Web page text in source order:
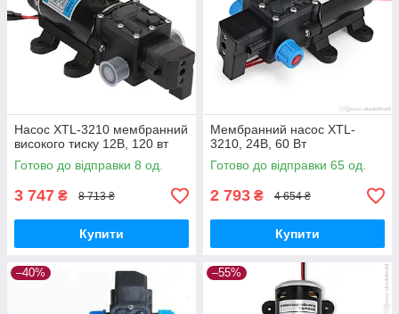
Насос XTL-3210 мембранний
високого тиску 12В, 120 вт
Готово до відправки 8 од.
3 747 ₴ 8 713 ₴
Купити
Мембранний насос XTL-
3210, 24В, 60 Вт
Готово до відправки 65 од.
2 793 ₴ 4 654 ₴
Купити
–40% –55%